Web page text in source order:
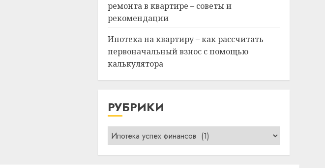
ремонта в квартире – советы и
рекомендации
Ипотека на квартиру – как рассчитать
первоначальный взнос с помощью
калькулятора
РУБРИКИ
Рубрики